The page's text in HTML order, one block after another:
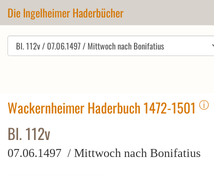
Die Ingelheimer Haderbücher
Wackernheimer Haderbuch 1472-1501 ⓘ
Bl. 112v
07.06.1497 / Mittwoch nach Bonifatius